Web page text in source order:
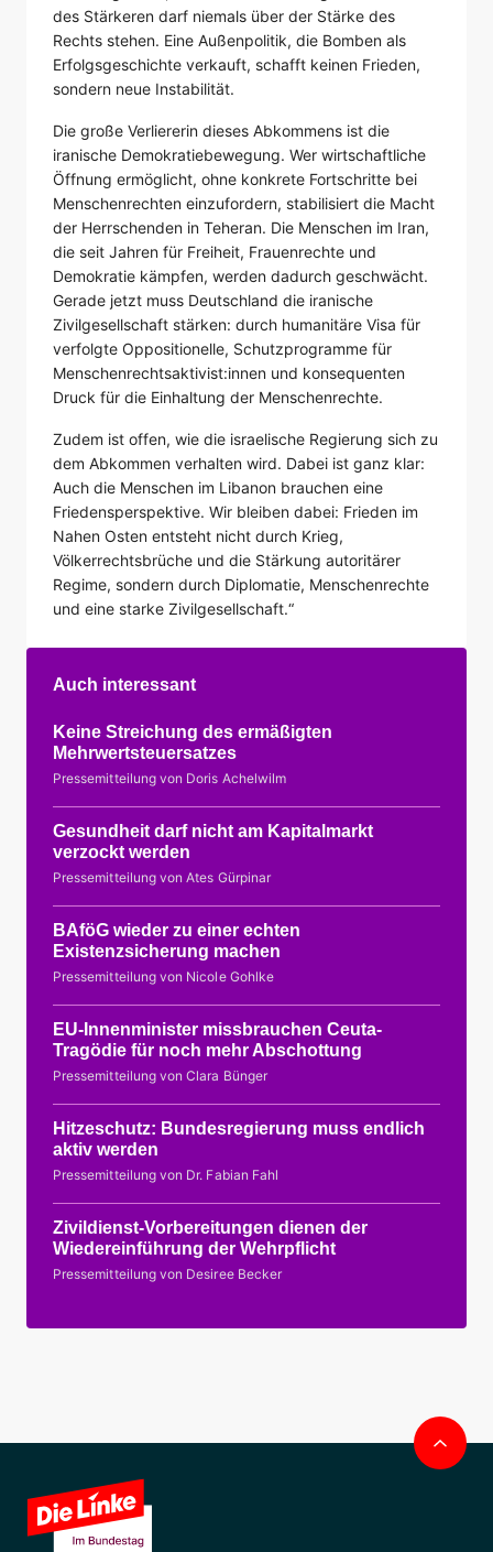
des Stärkeren darf niemals über der Stärke des
Rechts stehen. Eine Außenpolitik, die Bomben als
Erfolgsgeschichte verkauft, schafft keinen Frieden,
sondern neue Instabilität.
Die große Verliererin dieses Abkommens ist die
iranische Demokratiebewegung. Wer wirtschaftliche
Öffnung ermöglicht, ohne konkrete Fortschritte bei
Menschenrechten einzufordern, stabilisiert die Macht
der Herrschenden in Teheran. Die Menschen im Iran,
die seit Jahren für Freiheit, Frauenrechte und
Demokratie kämpfen, werden dadurch geschwächt.
Gerade jetzt muss Deutschland die iranische
Zivilgesellschaft stärken: durch humanitäre Visa für
verfolgte Oppositionelle, Schutzprogramme für
Menschenrechtsaktivist:innen und konsequenten
Druck für die Einhaltung der Menschenrechte.
Zudem ist offen, wie die israelische Regierung sich zu
dem Abkommen verhalten wird. Dabei ist ganz klar:
Auch die Menschen im Libanon brauchen eine
Friedensperspektive. Wir bleiben dabei: Frieden im
Nahen Osten entsteht nicht durch Krieg,
Völkerrechtsbrüche und die Stärkung autoritärer
Regime, sondern durch Diplomatie, Menschenrechte
und eine starke Zivilgesellschaft.“
Auch interessant
Keine Streichung des ermäßigten
Mehrwertsteuersatzes
Pressemitteilung von Doris Achelwilm
Gesundheit darf nicht am Kapitalmarkt
verzockt werden
Pressemitteilung von Ates Gürpinar
BAföG wieder zu einer echten
Existenzsicherung machen
Pressemitteilung von Nicole Gohlke
EU-Innenminister missbrauchen Ceuta-
Tragödie für noch mehr Abschottung
Pressemitteilung von Clara Bünger
Hitzeschutz: Bundesregierung muss endlich
aktiv werden
Pressemitteilung von Dr. Fabian Fahl
Zivildienst-Vorbereitungen dienen der
Wiedereinführung der Wehrpflicht
Pressemitteilung von Desiree Becker